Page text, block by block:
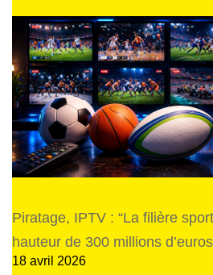
Piratage, IPTV : “La filière
hauteur de 300 millions
18 avril 2026